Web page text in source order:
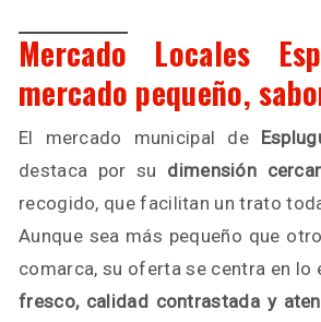
Mercado Locales
mercado pequeño,
El mercado municipal de
destaca por su dimensión
recogido, que facilitan un trato
Aunque sea más pequeño que
comarca, su oferta se centra en lo
fresco, calidad contrastada y